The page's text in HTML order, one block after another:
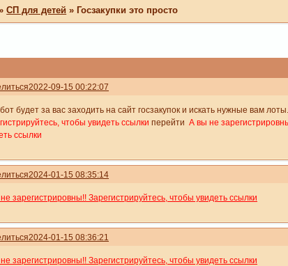
СП для детей »Госзакупки это просто
2022-09-15 00:22:07
будет за вас заходить на сайт госзакупок и искать нужные вам лоты.
чтобы увидеть ссылки перейти А вы не
ссылки
2024-01-15 08:35:14
зарегистрировны!! Зарегистрируйтесь, чтобы увидеть ссылки
2024-01-15 08:36:21
зарегистрировны!! Зарегистрируйтесь, чтобы увидеть ссылки